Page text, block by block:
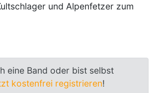
und Alpenfetzer zum
eine Band oder bist selbst
kostenfrei registrieren!